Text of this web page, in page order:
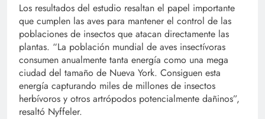
Los resultados del estudio resaltan el papel importante
que cumplen las aves para mantener el control de las
poblaciones de insectos que atacan directamente las
plantas. “La población mundial de aves insectívoras
consumen anualmente tanta energía como una mega
ciudad del tamaño de Nueva York. Consiguen esta
energía capturando miles de millones de insectos
herbívoros y otros artrópodos potencialmente dañinos”,
resaltó Nyffeler.